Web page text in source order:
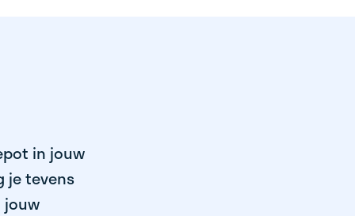
in jouw
je tevens
jouw